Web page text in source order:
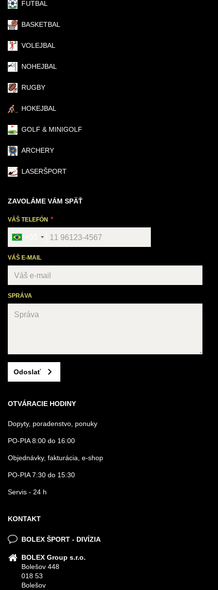
FUTBAL
BASKETBAL
VOLEJBAL
NOHEJBAL
RUGBY
HOKEJBAL
GOLF & MINIGOLF
ARCHERY
LASERŠPORT
ZAVOLÁME VÁM SPÄŤ
VÁŠ TELEFÓN
VÁŠ E-MAIL
SPRÁVA
Odoslať
OTVÁRACIE HODINY
Dopyty, poradenstvo, ponuky
PO-PIA 8:00 do 16:00
Objednávky, fakturácia, e-shop
PO-PIA 7:30 do 15:30
Servis - 24 h
KONTAKT
BOLEX ŠPORT - DIVÍZIA
BOLEX Group s.r.o.
Bolešov 448
018 53
Bolešov